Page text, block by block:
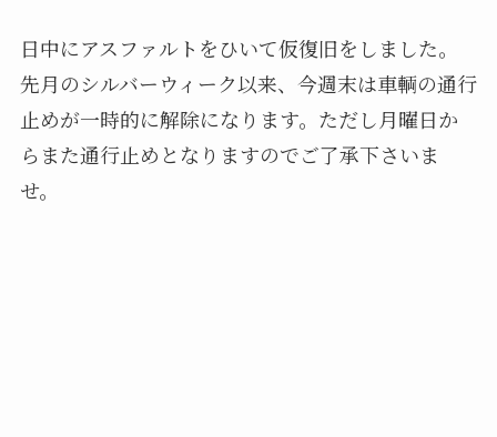
日中にアスファルトをひいて仮復旧をしました。
先月のシルバーウィーク以来、今週末は車輌の通行
止めが一時的に解除になります。ただし月曜日か
らまた通行止めとなりますのでご了承下さいま
せ。